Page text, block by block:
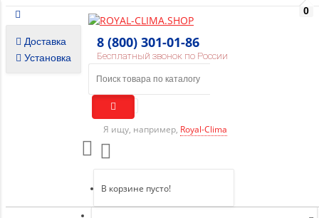
Доставка
Установка
8 (800) 301-01-86
Бесплатный звонок по России
Я ищу, например, Royal-Clima
0
В корзине пусто!